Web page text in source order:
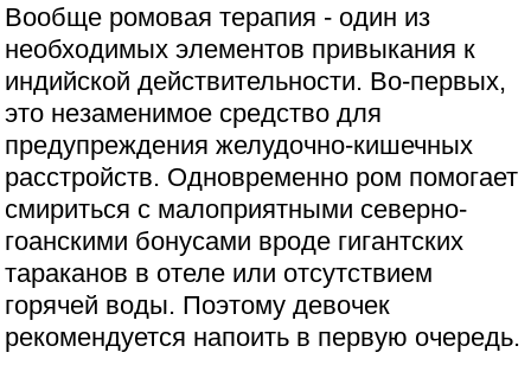
Вообще ромовая терапия - один из
необходимых элементов привыкания к
индийской действительности. Во-первых,
это незаменимое средство для
предупреждения желудочно-кишечных
расстройств. Одновременно ром помогает
смириться с малоприятными северно-
гоанскими бонусами вроде гигантских
тараканов в отеле или отсутствием
горячей воды. Поэтому девочек
рекомендуется напоить в первую очередь.